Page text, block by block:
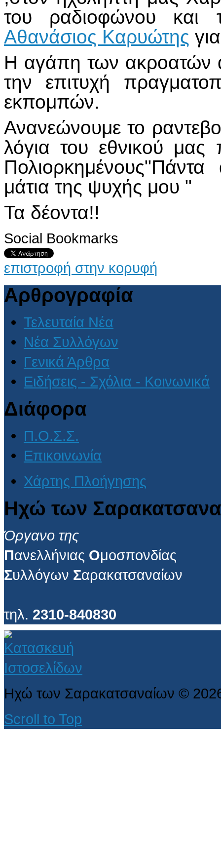
του ραδιοφώνου και
Αθανάσιος Καρυώτης
Η αγάπη των ακροατών
την επιτυχή
εκπομπών.
Ανανεώνουμε το
λόγια του εθνικού
μάτια της ψυχής μου "
Τα δέοντα!!
Social Bookmarks
επιστροφή στην κορυφή
Αρθρογραφία
Τελευταία Νέα
Νέα Συλλόγων
Γενικά Άρθρα
Ειδήσεις - Σχόλια - Κοινωνικά
Διάφορα
Π.Ο.Σ.Σ.
Επικοινωνία
Χάρτης Πλοήγησης
Ηχώ των
Όργανο της
Πανελλήνιας Ομοσπονδίας
Συλλόγων Σαρακατσαναίων
τηλ. 2310-840830
Ηχώ των Σαρακατσαναίων ©
Scroll to Top